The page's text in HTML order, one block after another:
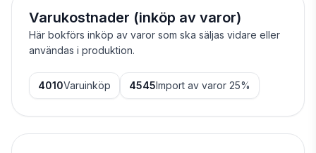
Varukostnader (inköp av varor)
Här bokförs inköp av varor som ska säljas vidare eller
användas i produktion.
4010Varuinköp 4545Import av varor 25%